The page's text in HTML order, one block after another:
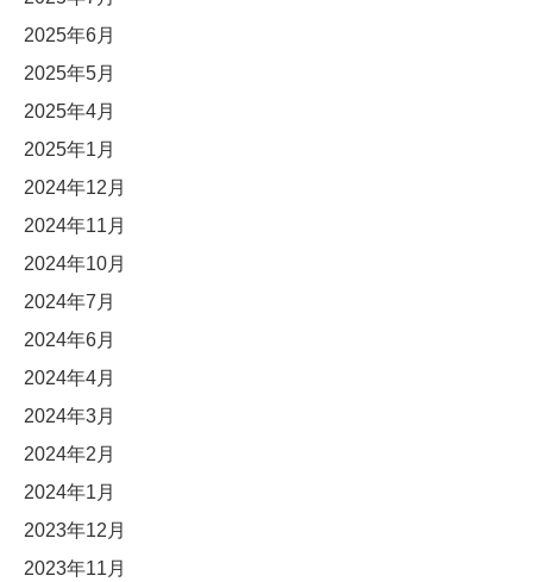
2025年6月
2025年5月
2025年4月
2025年1月
2024年12月
2024年11月
2024年10月
2024年7月
2024年6月
2024年4月
2024年3月
2024年2月
2024年1月
2023年12月
2023年11月